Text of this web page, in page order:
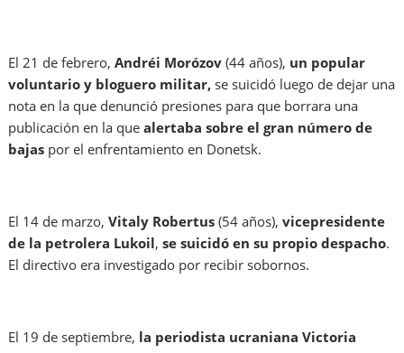
El 21 de febrero,Andréi Morózov(44 años), un popular
voluntario y bloguero militar, se suicidó luego de dejar una
nota en la que denunció presiones para que borrara una
publicación en la quealertaba sobre el gran número de
bajas por el enfrentamiento en Donetsk.
El 14 de marzo,Vitaly Robertus(54 años), vicepresidente
de la petrolera Lukoil,se suicidó en su propio despacho.
El directivo era investigado por recibir sobornos.
El 19 de septiembre, la periodista ucraniana Victoria